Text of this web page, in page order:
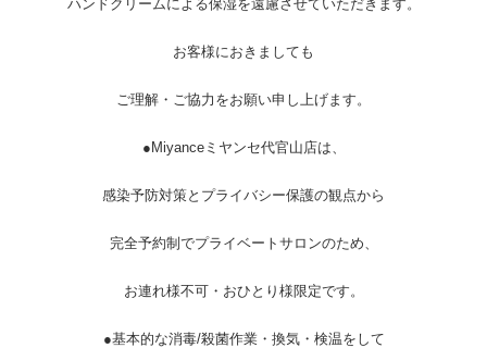
ハンドクリームによる保湿を遠慮させていただきます。
お客様におきましても
ご理解・ご協力をお願い申し上げます。
●Miyanceミヤンセ代官山店は、
感染予防対策とプライバシー保護の観点から
完全予約制でプライベートサロンのため、
お連れ様不可・おひとり様限定です。
●基本的な消毒/殺菌作業・換気・検温をして